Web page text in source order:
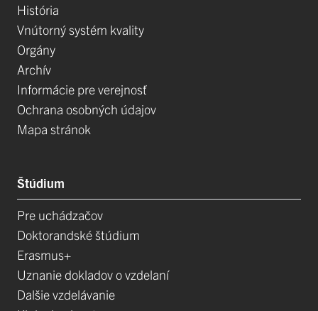
História
Vnútorný systém kvality
Orgány
Archív
Informácie pre verejnosť
Ochrana osobných údajov
Mapa stránok
Štúdium
Pre uchádzačov
Doktorandské štúdium
Erasmus+
Uznanie dokladov o vzdelaní
Dalšie vzdelávanie